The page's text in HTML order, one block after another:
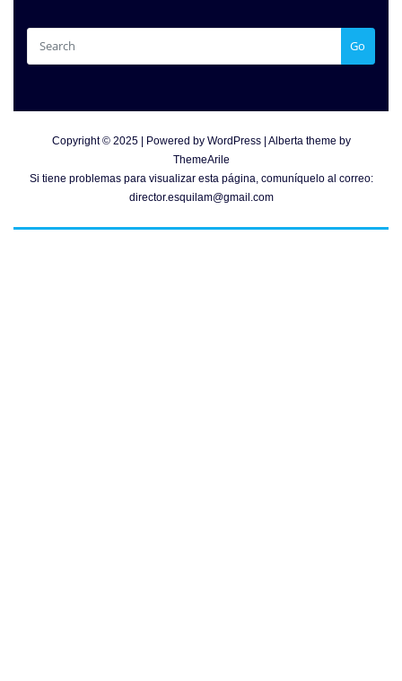
Go
Copyright © 2025 | Powered by WordPress | Alberta theme by
ThemeArile
Si tiene problemas para visualizar esta página, comuníquelo al correo:
director.esquilam@gmail.com